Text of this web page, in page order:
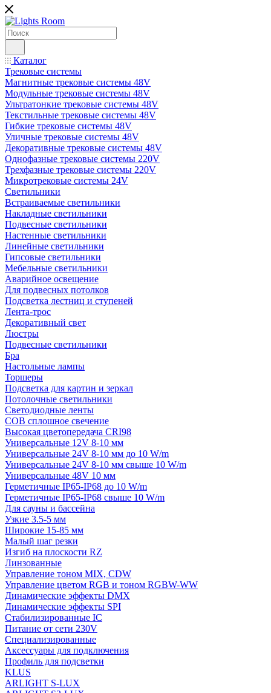
Каталог
Трековые системы
Магнитные трековые системы 48V
Модульные трековые системы 48V
Ультратонкие трековые системы 48V
Текстильные трековые системы 48V
Гибкие трековые системы 48V
Уличные трековые системы 48V
Декоративные трековые системы 48V
Однофазные трековые системы 220V
Трехфазные трековые системы 220V
Микротрековые системы 24V
Светильники
Встраиваемые светильники
Накладные светильники
Подвесные светильники
Настенные светильники
Линейные светильники
Гипсовые светильники
Мебельные светильники
Аварийное освещение
Для подвесных потолков
Подсветка лестниц и ступеней
Лента-трос
Декоративный свет
Люстры
Подвесные светильники
Бра
Настольные лампы
Торшеры
Подсветка для картин и зеркал
Потолочные светильники
Светодиодные ленты
COB сплошное свечение
Высокая цветопередача CRI98
Универсальные 12V 8-10 мм
Универсальные 24V 8-10 мм до 10 W/m
Универсальные 24V 8-10 мм свыше 10 W/m
Универсальные 48V 10 мм
Герметичные IP65-IP68 до 10 W/m
Герметичные IP65-IP68 свыше 10 W/m
Для сауны и бассейна
Узкие 3.5-5 мм
Широкие 15-85 мм
Малый шаг резки
Изгиб на плоскости RZ
Линзованные
Управление тоном MIX, CDW
Управление цветом RGB и тоном RGBW-WW
Динамические эффекты DMX
Динамические эффекты SPI
Стабилизированные IC
Питание от сети 230V
Специализированные
Аксессуары для подключения
Профиль для подсветки
KLUS
ARLIGHT S-LUX